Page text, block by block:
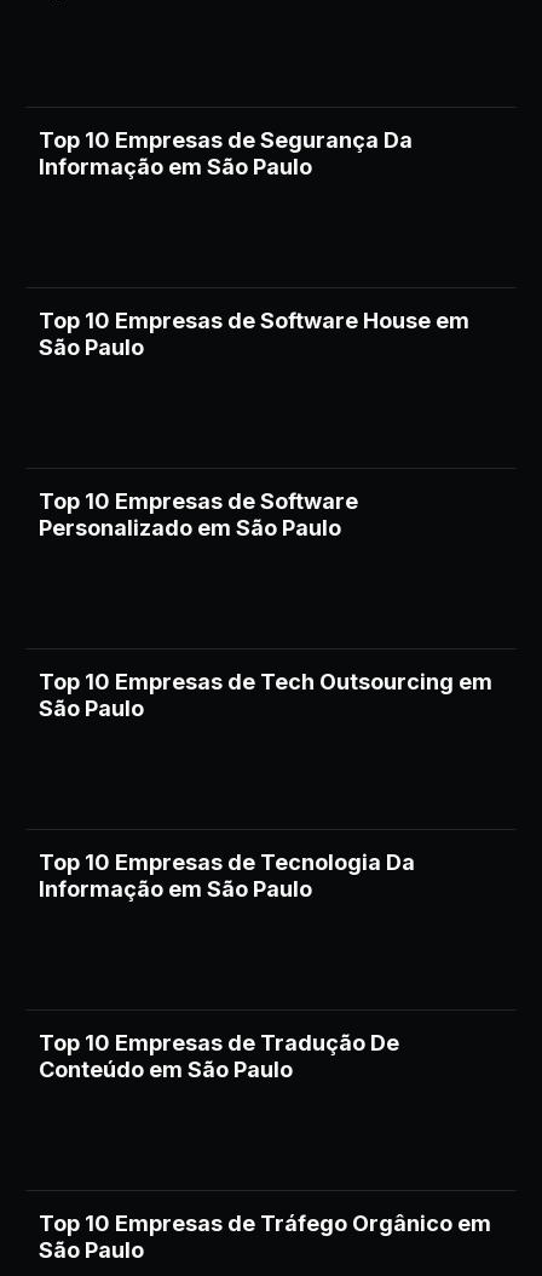
Top 10 Empresas de Segurança Da
Informação em São Paulo
Top 10 Empresas de Software House em
São Paulo
Top 10 Empresas de Software
Personalizado em São Paulo
Top 10 Empresas de Tech Outsourcing em
São Paulo
Top 10 Empresas de Tecnologia Da
Informação em São Paulo
Top 10 Empresas de Tradução De
Conteúdo em São Paulo
Top 10 Empresas de Tráfego Orgânico em
São Paulo